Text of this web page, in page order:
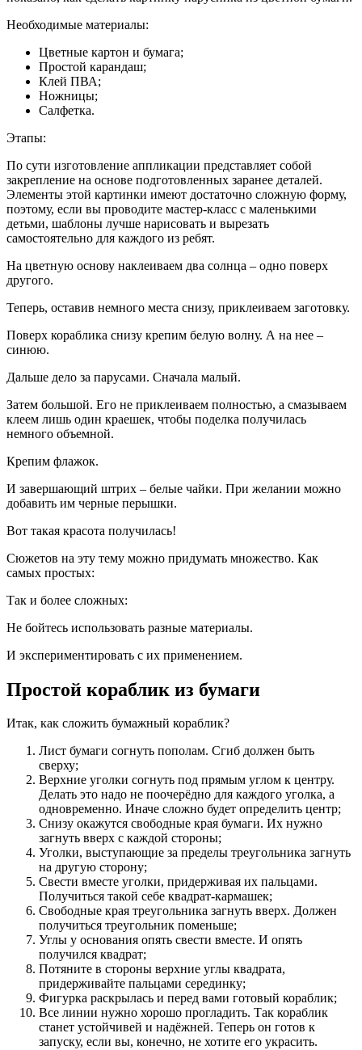
Необходимые материалы:
Цветные картон и бумага;
Простой карандаш;
Клей ПВА;
Ножницы;
Салфетка.
Этапы:
По сути изготовление аппликации представляет собой
закрепление на основе подготовленных заранее деталей.
Элементы этой картинки имеют достаточно сложную форму,
поэтому, если вы проводите мастер-класс с маленькими
детьми, шаблоны лучше нарисовать и вырезать
самостоятельно для каждого из ребят.
На цветную основу наклеиваем два солнца – одно поверх
другого.
Теперь, оставив немного места снизу, приклеиваем заготовку.
Поверх кораблика снизу крепим белую волну. А на нее –
синюю.
Дальше дело за парусами. Сначала малый.
Затем большой. Его не приклеиваем полностью, а смазываем
клеем лишь один краешек, чтобы поделка получилась
немного объемной.
Крепим флажок.
И завершающий штрих – белые чайки. При желании можно
добавить им черные перышки.
Вот такая красота получилась!
Сюжетов на эту тему можно придумать множество. Как
самых простых:
Так и более сложных:
Не бойтесь использовать разные материалы.
И экспериментировать с их применением.
Простой кораблик из бумаги
Итак, как сложить бумажный кораблик?
Лист бумаги согнуть пополам. Сгиб должен быть
сверху;
Верхние уголки согнуть под прямым углом к центру.
Делать это надо не поочерёдно для каждого уголка, а
одновременно. Иначе сложно будет определить центр;
Снизу окажутся свободные края бумаги. Их нужно
загнуть вверх с каждой стороны;
Уголки, выступающие за пределы треугольника загнуть
на другую сторону;
Свести вместе уголки, придерживая их пальцами.
Получиться такой себе квадрат-кармашек;
Свободные края треугольника загнуть вверх. Должен
получиться треугольник поменьше;
Углы у основания опять свести вместе. И опять
получился квадрат;
Потяните в стороны верхние углы квадрата,
придерживайте пальцами серединку;
Фигурка раскрылась и перед вами готовый кораблик;
Все линии нужно хорошо прогладить. Так кораблик
станет устойчивей и надёжней. Теперь он готов к
запуску, если вы, конечно, не хотите его украсить.